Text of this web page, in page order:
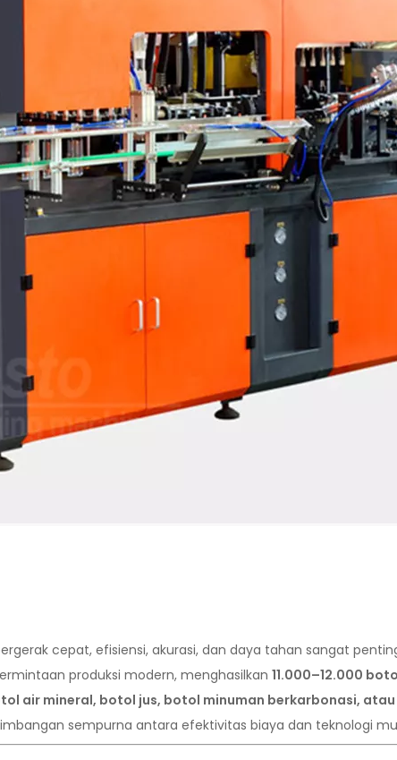
cepat, efisiensi, akurasi, dan daya tahan sangat
produksi modern, menghasilkan 11.000–12.000
air mineral, botol jus, botol minuman berkarbonasi, atau
sempurna antara efektivitas biaya dan teknologi